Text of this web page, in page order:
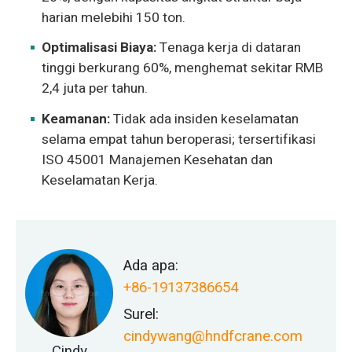
harian melebihi 150 ton.
Optimalisasi Biaya:Tenaga kerja di dataran
tinggi berkurang 60%, menghemat sekitar RMB
2,4 juta per tahun.
Keamanan:Tidak ada insiden keselamatan
selama empat tahun beroperasi; tersertifikasi
ISO 45001 Manajemen Kesehatan dan
Keselamatan Kerja.
Ada apa:
+86-19137386654
Surel:
cindywang@hndfcrane.com